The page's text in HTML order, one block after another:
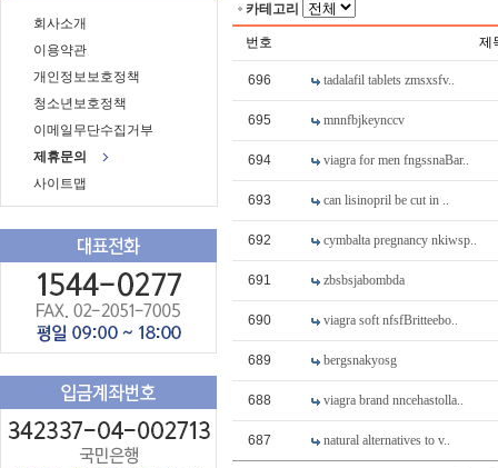
회사소개
이용약관
개인정보보호정책
청소년보호정책
이메일무단수집거부
제휴문의
사이트맵
카테고리
번호 제
696 tadalafil tablets zmsxsfv..
695 mnnfbjkeynccv
694 viagra for men fngssnaBar..
693 can lisinopril be cut in ..
692 cymbalta pregnancy nkiwsp..
691 zbsbsjabombda
690 viagra soft nfsfBritteebo..
689 bergsnakyosg
688 viagra brand nncehastolla..
687 natural alternatives to v..